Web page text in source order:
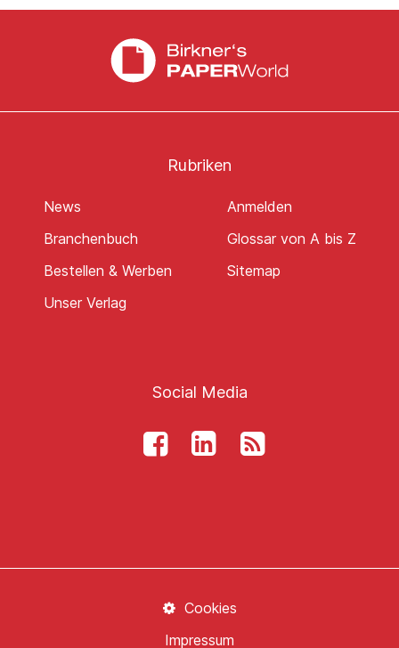
Rubriken
News
Branchenbuch
Bestellen & Werben
Unser Verlag
Anmelden
Glossar von A bis Z
Sitemap
Social Media
Impressum
Cookies